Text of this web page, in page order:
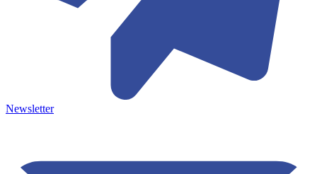
Newsletter